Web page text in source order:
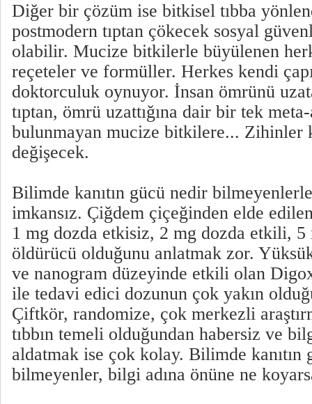
Diğer bir çözüm ise bitkisel tıbba
postmodern tıptan çökecek sosyal
olabilir. Mucize bitkilerle büyülenen
reçeteler ve formüller. Herkes kendi
doktorculuk oynuyor. İnsan ömrünü
tıptan, ömrü uzattığına dair bir tek
bulunmayan mucize bitkilere... Zihinler
değişecek.
Bilimde kanıtın gücü nedir
imkansız. Çiğdem çiçeğinden elde
1 mg dozda etkisiz, 2 mg dozda etkili, 5
öldürücü olduğunu anlatmak zor.
ve nanogram düzeyinde etkili olan
ile tedavi edici dozunun çok yakın
Çiftkör, randomize, çok merkezli
tıbbın temeli olduğundan habersiz ve
aldatmak ise çok kolay. Bilimde kanıtın
bilmeyenler, bilgi adına önüne ne